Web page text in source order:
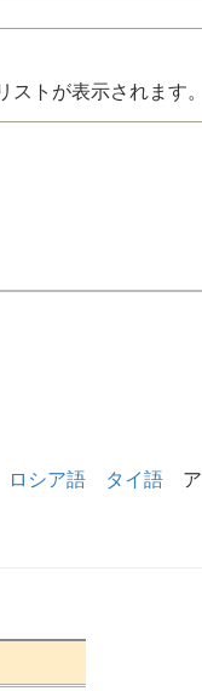
トが表示されます。
ロシア語 タイ語 ア